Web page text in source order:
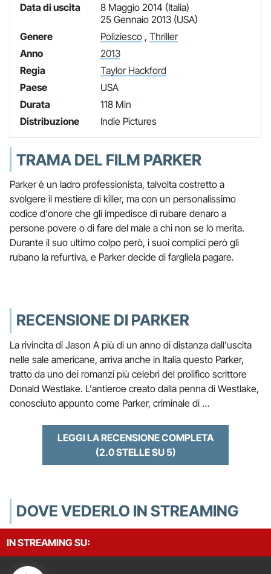
Data di uscita
8 Maggio 2014 (Italia)
25 Gennaio 2013 (USA)
Genere
Poliziesco, Thriller
Anno
2013
Regia
Taylor Hackford
Paese
USA
Durata
118 Min
Distribuzione
Indie Pictures
TRAMA DEL FILM PARKER
Parker è un ladro professionista, talvolta costretto a
svolgere il mestiere di killer, ma con un personalissimo
codice d'onore che gli impedisce di rubare denaro a
persone povere o di fare del male a chi non se lo merita.
Durante il suo ultimo colpo però, i suoi complici però gli
rubano la refurtiva, e Parker decide di fargliela pagare.
RECENSIONE DI PARKER
La rivincita di Jason A più di un anno di distanza dall'uscita
nelle sale americane, arriva anche in Italia questo Parker,
tratto da uno dei romanzi più celebri del prolifico scrittore
Donald Westlake. L'antieroe creato dalla penna di Westlake,
conosciuto appunto come Parker, criminale di …
LEGGI LA RECENSIONE COMPLETA
(2.0 STELLE SU 5)
DOVE VEDERLO IN STREAMING
IN STREAMING SU: